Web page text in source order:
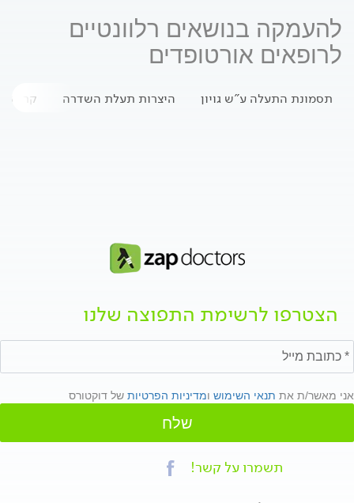
להעמקה בנושאים רלוונטיים
לרופאים אורטופדים
תסמונת התעלה ע"ש גויון היצרות תעלת השדרה קריסת
הצטרפו לרשימת התפוצה שלנו
אני מאשר/ת את תנאי השימוש ומדיניות הפרטיות של דוקטורס
שלח
תשמרו על קשר!